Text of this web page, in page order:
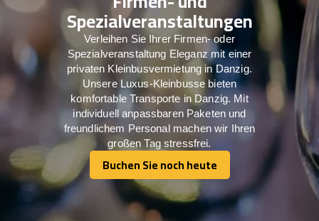
Spezialveranstaltungen
Verleihen Sie Ihrer Firmen- oder
Spezialveranstaltung Eleganz mit einer
privaten Kleinbusvermietung in Danzig.
Unsere Luxus-Kleinbusse bieten
komfortable Transporte in Danzig. Mit
individuell anpassbaren Paketen und
freundlichem Personal machen wir Ihren
großen Tag stressfrei.
Buchen Sie noch heute
Buchen Sie noch heute